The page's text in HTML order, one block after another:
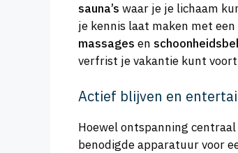
sauna’s waar je je lichaam
je kennis laat maken met
massages en
verfrist je vakantie kunt
Actief blijven en
Hoewel ontspanning
benodigde apparatuur voor